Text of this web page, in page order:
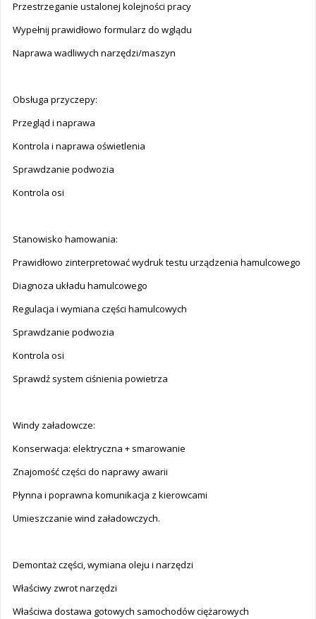
Przestrzeganie ustalonej kolejności pracy
Wypełnij prawidłowo formularz do wglądu
Naprawa wadliwych narzędzi/maszyn
Obsługa przyczepy:
Przegląd i naprawa
Kontrola i naprawa oświetlenia
Sprawdzanie podwozia
Kontrola osi
Stanowisko hamowania:
Prawidłowo zinterpretować wydruk testu urządzenia hamulcowego
Diagnoza układu hamulcowego
Regulacja i wymiana części hamulcowych
Sprawdzanie podwozia
Kontrola osi
Sprawdź system ciśnienia powietrza
Windy załadowcze:
Konserwacja: elektryczna + smarowanie
Znajomość części do naprawy awarii
Płynna i poprawna komunikacja z kierowcami
Umieszczanie wind załadowczych.
Demontaż części, wymiana oleju i narzędzi
Właściwy zwrot narzędzi
Właściwa dostawa gotowych samochodów ciężarowych